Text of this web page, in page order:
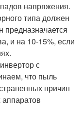
напряжения.
типа должен
и на 10-15%, если
с
что пыль
причин